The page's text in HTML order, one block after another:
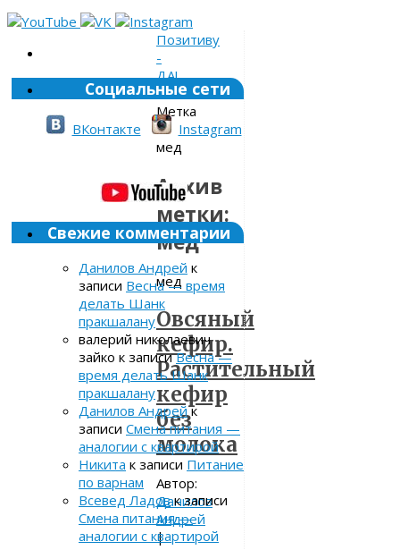
Позитиву
-
ДА!
»
Метка
»
мед
Архив
метки:
мед
мед
Овсяный
кефир.
Растительный
кефир
без
молока
Автор:
Данилов
Андрей
|
Социальные сети
ВКонтакте Instagram
Свежие комментарии
Данилов Андрей к
записи Весна — время
делать Шанк
пракшалану
валерий николаевич
зайко к записиВесна —
время делать Шанк
пракшалану
Данилов Андрейк
записи Смена питания —
аналогии с квартирой
Никита к записи Питание
по варнам
Всевед Ладовк записи
Смена питания —
аналогии с квартирой